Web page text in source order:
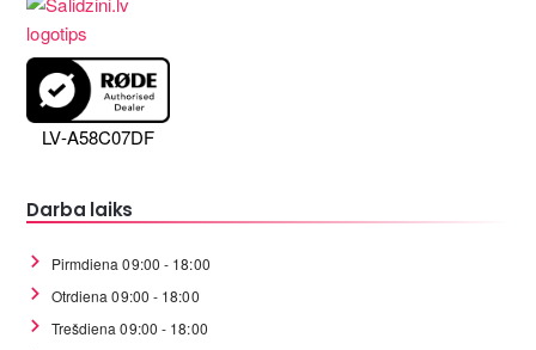
LV-A58C07DF
Darba laiks
Pirmdiena 09:00 - 18:00
Otrdiena 09:00 - 18:00
Trešdiena 09:00 - 18:00